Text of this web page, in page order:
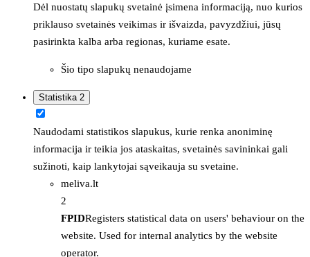
Dėl nuostatų slapukų svetainė įsimena informaciją, nuo kurios
priklauso svetainės veikimas ir išvaizda, pavyzdžiui, jūsų
pasirinkta kalba arba regionas, kuriame esate.
Šio tipo slapukų nenaudojame
Statistika 2
Naudodami statistikos slapukus, kurie renka anoniminę
informacija ir teikia jos ataskaitas, svetainės savininkai gali
sužinoti, kaip lankytojai sąveikauja su svetaine.
meliva.lt
2
FPIDRegisters statistical data on users' behaviour on the
website. Used for internal analytics by the website
operator.